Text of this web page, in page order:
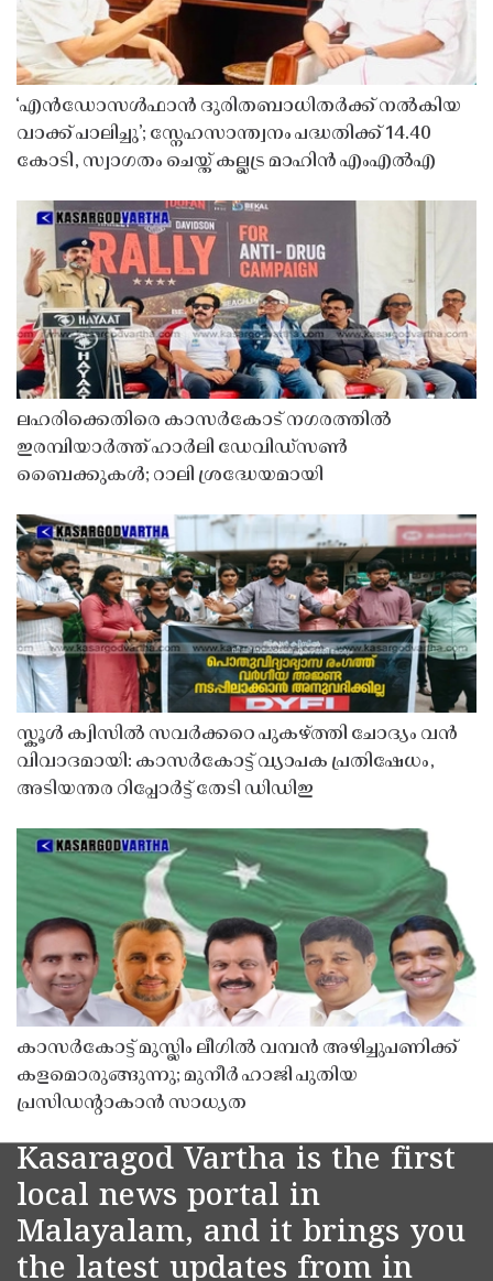
‘എൻഡോസൾഫാൻ ദുരിതബാധിതർക്ക് നൽകിയ
വാക്ക് പാലിച്ചു’; സ്നേഹസാന്ത്വനം പദ്ധതിക്ക് 14.40
കോടി, സ്വാഗതം ചെയ്ത് കല്ലട്ര മാഹിൻ എംഎൽഎ
ലഹരിക്കെതിരെ കാസർകോട് നഗരത്തിൽ
ഇരമ്പിയാർത്ത് ഹാർലി ഡേവിഡ്‌സൺ
ബൈക്കുകൾ; റാലി ശ്രദ്ധേയമായി
സ്കൂൾ ക്വിസിൽ സവർക്കറെ പുകഴ്ത്തി ചോദ്യം വൻ
വിവാദമായി: കാസർകോട്ട് വ്യാപക പ്രതിഷേധം,
അടിയന്തര റിപ്പോർട്ട് തേടി ഡിഡിഇ
കാസർകോട്ട് മുസ്ലിം ലീഗിൽ വമ്പൻ അഴിച്ചുപണിക്ക്
കളമൊരുങ്ങുന്നു; മുനീർ ഹാജി പുതിയ
പ്രസിഡൻ്റാകാൻ സാധ്യത
Kasaragod Vartha is the first
local news portal in
Malayalam, and it brings you
the latest updates from in